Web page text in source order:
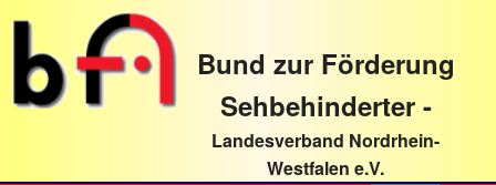
direkt
Textinhalt
Bund zur Förderung
Sehbehinderter -
Landesverband Nordrhein-
Westfalen e.V.